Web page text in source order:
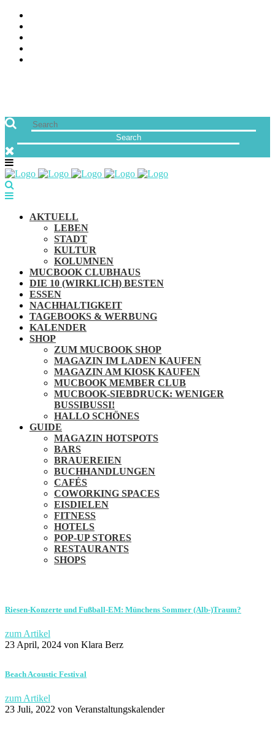
AKTUELL
LEBEN
STADT
KULTUR
KOLUMNEN
MUCBOOK CLUBHAUS
DIE 10 (WIRKLICH) BESTEN
ESSEN
NACHHALTIGKEIT
TAGEBOOKS & WERBUNG
KALENDER
SHOP
ZUM MUCBOOK SHOP
MAGAZIN IM LADEN KAUFEN
MAGAZIN AM KIOSK KAUFEN
MUCBOOK MEMBER CLUB
MUCBOOK-SIEBDRUCK: WENIGER
BUSSIBUSSI!
HALLO SCHÖNES
GUIDE
MAGAZIN HOTSPOTS
BARS
BRAUEREIEN
BUCHHANDLUNGEN
CAFÉS
COWORKING SPACES
EISDIELEN
FITNESS
HOTELS
POP-UP STORES
RESTAURANTS
SHOPS
Riesen-Konzerte und Fußball-EM: Münchens Sommer (Alb-)Traum?
zum Artikel
23 April, 2024 von Klara Berz
Beach Acoustic Festival
zum Artikel
23 Juli, 2022 von Veranstaltungskalender